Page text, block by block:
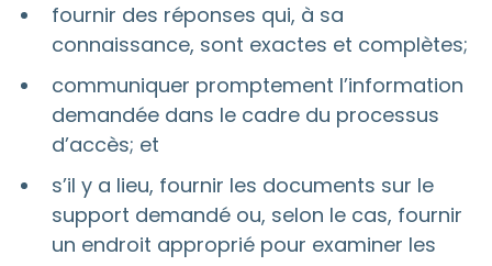
fournir des réponses qui, à sa
connaissance, sont exactes et complètes;
communiquer promptement l’information
demandée dans le cadre du processus
d’accès; et
s’il y a lieu, fournir les documents sur le
support demandé ou, selon le cas, fournir
un endroit approprié pour examiner les